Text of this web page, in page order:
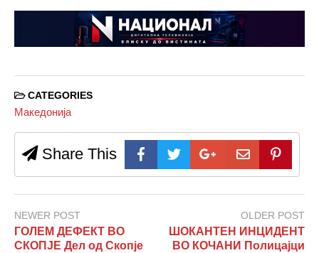
CATEGORIES
Македонија
Share This
NEWER POST
ГОЛЕМ ДЕФЕКТ ВО
СКОПЈЕ Дел од Скопје
OLDER POST
ШОКАНТЕН ИНЦИДЕНТ
ВО КОЧАНИ Полицајци